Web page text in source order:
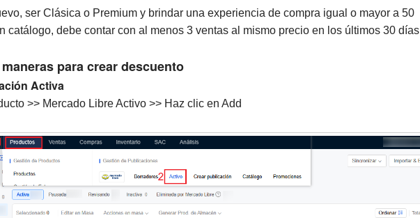
ser Clásica o Premium y brindar una experiencia de compra igual o mayor a 50
catálogo, debe contar con al menos 3 ventas al mismo precio en los últimos 30 días
para crear descuento
Activa
>> Mercado Libre Activo >> Haz clic en Add